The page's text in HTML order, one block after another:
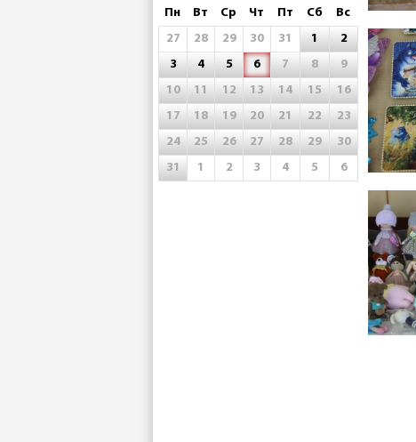
Пн
Вт Ср Чт Пт Сб
Вс
27
28 29 30 31 1
2
3
4 5 6 7 8
9
10
11 12 13 14 15
16
17
18 19 20 21 22
23
24
25 26 27 28 29
30
31
1 2 3 4 5 6